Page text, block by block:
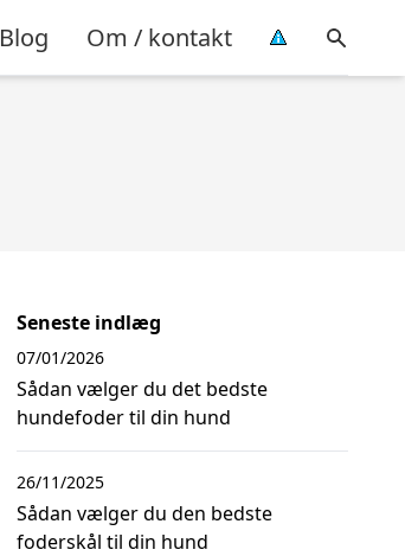
Blog Om / kontakt
Seneste indlæg
Sådan vælger du det bedste
hundefoder til din hund
07/01/2026
Sådan vælger du den bedste
foderskål til din hund
26/11/2025